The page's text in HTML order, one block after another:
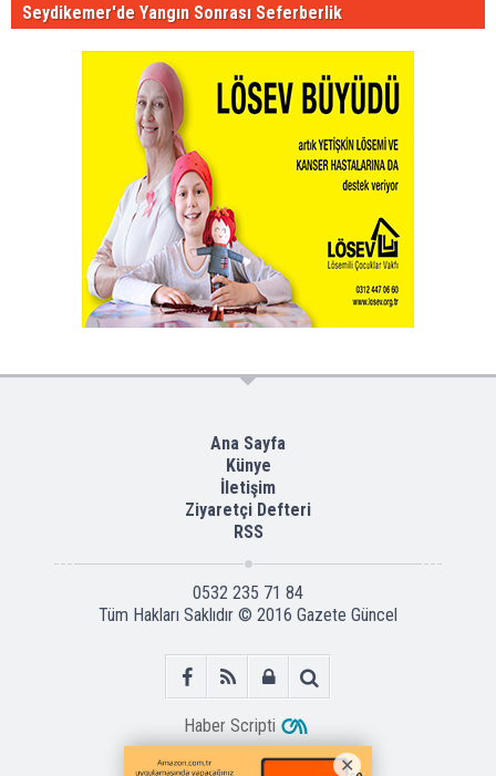
Seydikemer'de Yangın Sonrası Seferberlik
Ana Sayfa
Künye
İletişim
Ziyaretçi Defteri
RSS
0532 235 71 84
Tüm Hakları Saklıdır © 2016 Gazete Güncel
Haber Scripti